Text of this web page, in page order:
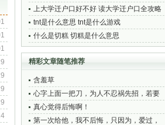
上大学迁户口好不好 读大学迁户口全攻略
tnt是什么意思 tnt是什么游戏
什么是切糕 切糕是什么意思
精彩文章随笔推荐
含羞草
心字上面一把刀，为人不忍祸先招，若要
忍得一时气，然后方知忍为高
真心觉得后悔啊！
第一次给他，我不后悔，只因为，爱过，